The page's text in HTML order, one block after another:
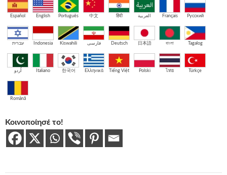
Español English Português 中文 हिंदी العربية Français Русский
עברית Indonesia Kiswahili فارسی Deutsch 日本語 বাংলা Tagalog
اُردو Italiano 한국어 Ελληνικά Tiếng Việt Polski ไทย Türkçe
Română
Κοινοποίησέ το!